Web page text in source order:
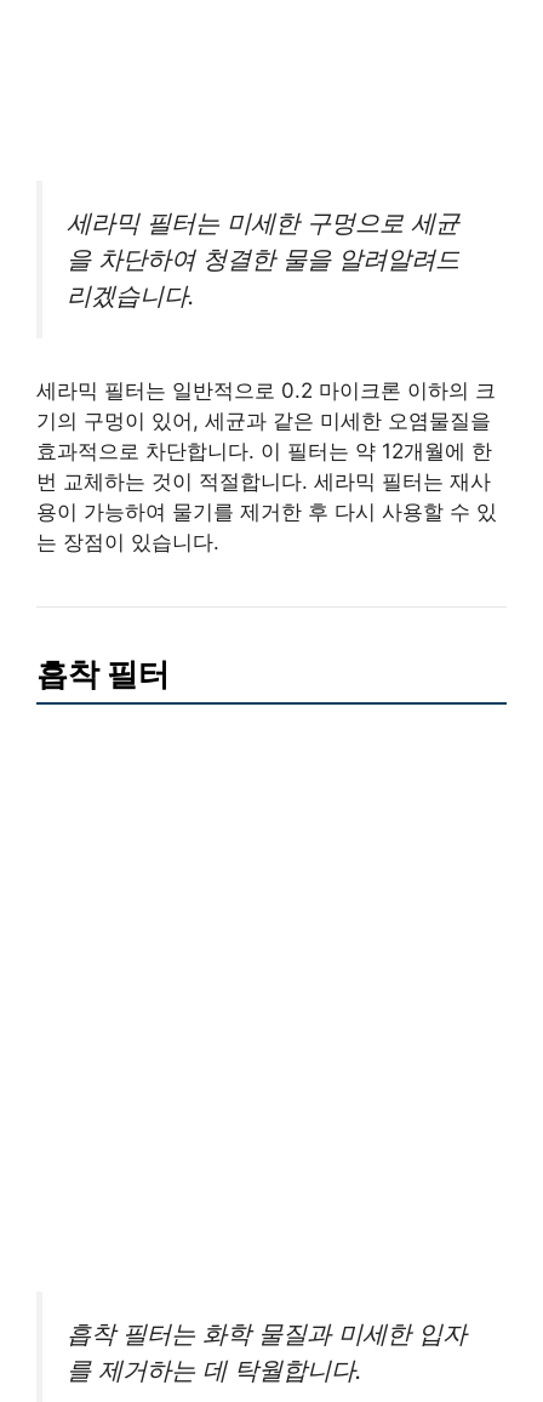
세라믹 필터는 미세한 구멍으로 세균
을 차단하여 청결한 물을 알려알려드
리겠습니다.
세라믹 필터는 일반적으로 0.2 마이크론 이하의 크
기의 구멍이 있어, 세균과 같은 미세한 오염물질을
효과적으로 차단합니다. 이 필터는 약 12개월에 한
번 교체하는 것이 적절합니다. 세라믹 필터는 재사
용이 가능하여 물기를 제거한 후 다시 사용할 수 있
는 장점이 있습니다.
흡착 필터
흡착 필터는 화학 물질과 미세한 입자
를 제거하는 데 탁월합니다.